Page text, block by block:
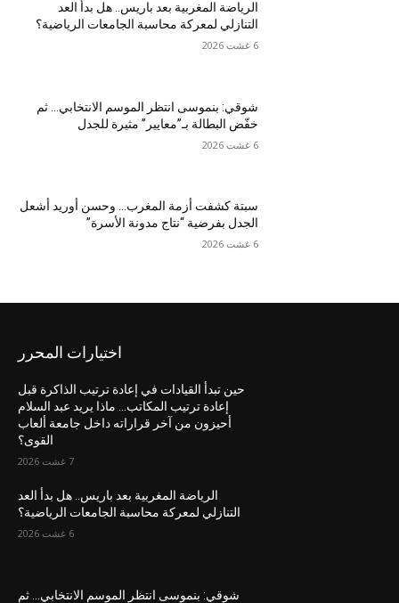
الرياضة المغربية بعد باريس.. هل بدأ العد
التنازلي لمعركة محاسبة الجامعات الرياضية؟
6 غشت 2026
شوقي: بنموسى انتظر الموسم الانتخابي… ثم
خفّض البطالة بـ”معايير” مثيرة للجدل
6 غشت 2026
سبتة كشفت أزمة المغرب… وحسن أوريد أشعل
الجدل بفرضية “نتاج مدونة الأسرة”
6 غشت 2026
اختيارات المحرر
حين تبدأ القيادات في إعادة ترتيب الذاكرة قبل
إعادة ترتيب المكاتب… ماذا يريد عبد السلام
أحيزون من آخر قراراته داخل جامعة ألعاب
القوى؟
7 غشت 2026
الرياضة المغربية بعد باريس.. هل بدأ العد
التنازلي لمعركة محاسبة الجامعات الرياضية؟
6 غشت 2026
شوقي: بنموسى انتظر الموسم الانتخابي… ثم